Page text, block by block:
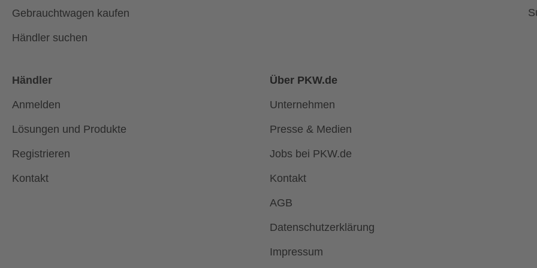
Gebrauchtwagen kaufen
Händler suchen
Händler
Anmelden
Lösungen und Produkte
Registrieren
Kontakt
Über PKW.de
Unternehmen
Presse & Medien
Jobs bei PKW.de
Kontakt
AGB
Datenschutzerklärung
Impressum